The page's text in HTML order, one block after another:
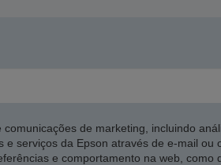
de marketing, incluindo
serviços da Epson através de e-mail ou
e comportamento na web, como